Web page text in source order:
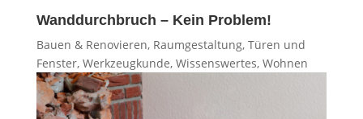
Wanddurchbruch – Kein Problem!
Bauen & Renovieren, Raumgestaltung, Türen und
Fenster, Werkzeugkunde, Wissenswertes, Wohnen